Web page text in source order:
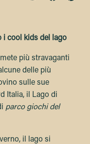
i cool kids del lago
più stravaganti
delle più
sulle sue
Italia, il Lago di
parco giochi del
il lago si